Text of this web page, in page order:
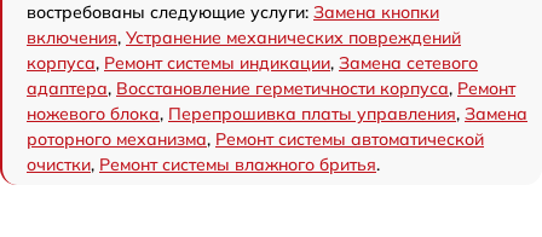
востребованы следующие услуги: Замена кнопки
включения, Устранение механических повреждений
корпуса, Ремонт системы индикации, Замена сетевого
адаптера, Восстановление герметичности корпуса, Ремонт
ножевого блока, Перепрошивка платы управления, Замена
роторного механизма, Ремонт системы автоматической
очистки, Ремонт системы влажного бритья.